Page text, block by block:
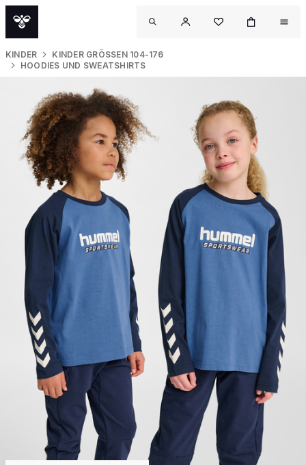
KINDER
KINDER GRÖSSEN 104-176
HOODIES UND SWEATSHIRTS